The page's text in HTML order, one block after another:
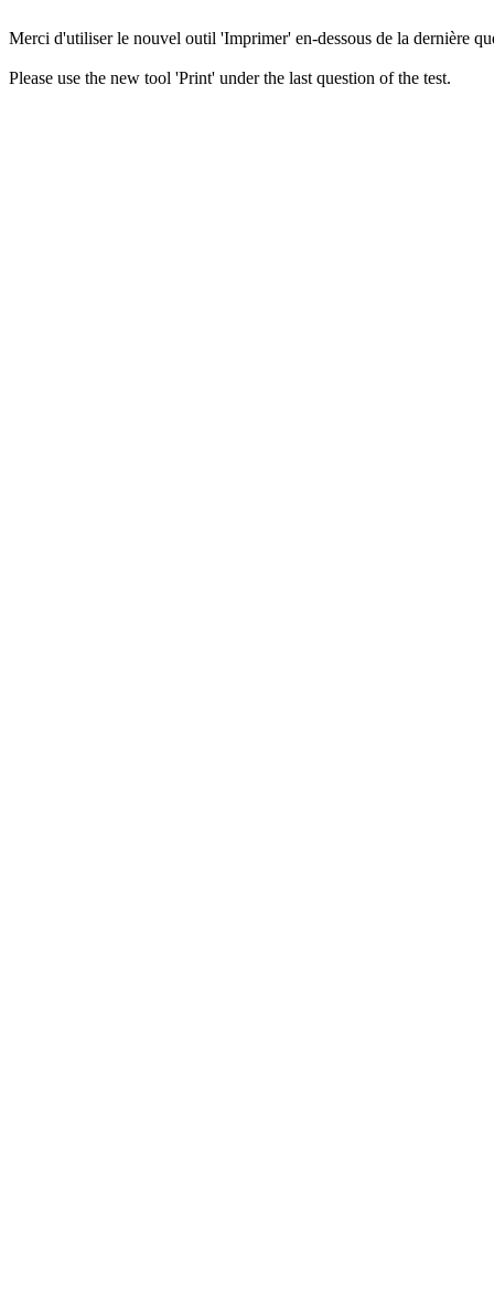
Merci d'utiliser le nouvel outil 'Imprimer' en-dessous de la dernière
Please use the new tool 'Print' under the last question of the test.